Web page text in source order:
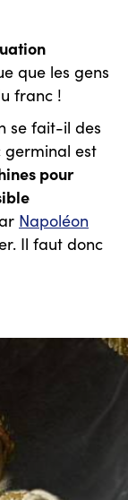
que les gens
franc !
se fait-il des
germinal est
pour
Napoléon
Il faut donc